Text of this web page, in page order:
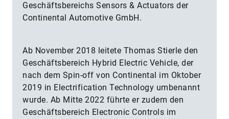
Geschäftsbereichs Sensors & Actuators der
Continental Automotive GmbH.
Ab November 2018 leitete Thomas Stierle den
Geschäftsbereich Hybrid Electric Vehicle, der
nach dem Spin-off von Continental im Oktober
2019 in Electrification Technology umbenannt
wurde. Ab Mitte 2022 führte er zudem den
Geschäftsbereich Electronic Controls im